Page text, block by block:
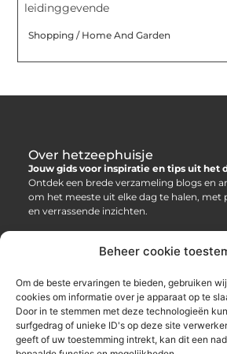
Beheer cookie
Om de beste ervaringen te bieden, gebruiken
cookies om informatie over je apparaat op te
Door in te stemmen met deze technologieën
surfgedrag of unieke ID's op deze site
geeft of uw toestemming intrekt, kan dit een
leidinggevende
Shopping / Home And Garden
Over hetzeephuisje
Jouw gids voor inspiratie en tips uit het
Ontdek een brede verzameling blogs en
om het meeste uit elke dag te halen, met
en verrassende inzichten.
Bericht categorie
Main Links